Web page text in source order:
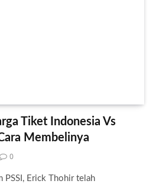
Tiket Indonesia Vs
Membelinya
0
PSSI, Erick Thohir telah